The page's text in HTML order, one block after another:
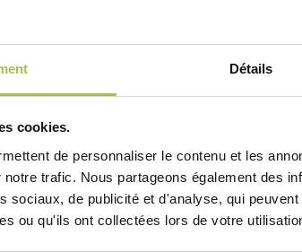
Détails
cookies.
de personnaliser le contenu et les
trafic. Nous partageons également des
sociaux, de publicité et d'analyse, qui
ou qu'ils ont collectées lors de votre